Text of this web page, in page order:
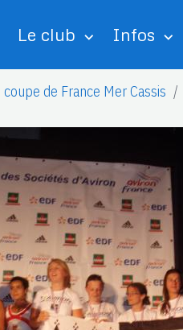
Le club Infos
coupe de France Mer Cassis